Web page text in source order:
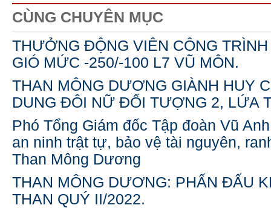
CÙNG CHUYÊN MỤC
THƯỞNG ĐỘNG VIÊN CÔNG
GIÓ MỨC -250/-100 L7 VŨ MÔN.
THAN MÔNG DƯƠNG GIÀNH HUY
DUNG ĐÔI NỮ ĐỐI TƯỢNG 2, LỨA
Phó Tổng Giám đốc Tập đoàn Vũ
an ninh trật tự, bảo vệ tài nguyên,
Than Mông Dương
THAN MÔNG DƯƠNG: PHẤN ĐẤU
THAN QUÝ II/2022.